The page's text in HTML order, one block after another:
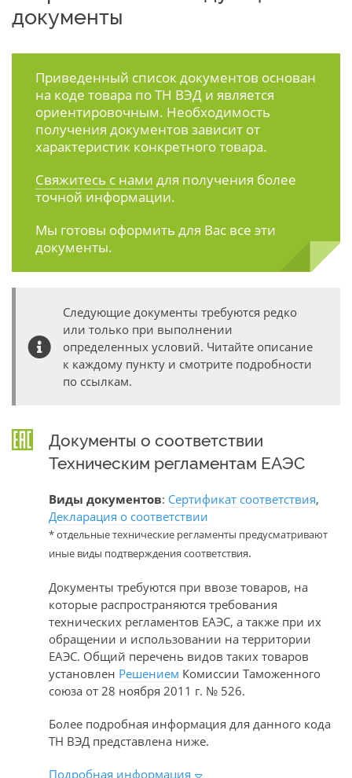
документы
Приведенный список документов основан
на коде товара по ТН ВЭД и является
ориентировочным. Необходимость
получения документов зависит от
характеристик конкретного товара.
Свяжитесь с нами для получения более
точной информации.
Мы готовы оформить для Вас все эти
документы.
Следующие документы требуются редко
или только при выполнении
определенных условий. Читайте описание
к каждому пункту и смотрите подробности
по ссылкам.
Документы о соответствии
Техническим регламентам ЕАЭС
Виды документов: Сертификат соответствия,
Декларация о соответствии
* отдельные технические регламенты предусматривают
иные виды подтверждения соответствия.
Документы требуются при ввозе товаров, на
которые распространяются требования
технических регламентов ЕАЭС, а также при их
обращении и использовании на территории
ЕАЭС. Общий перечень видов таких товаров
установлен Решением Комиссии Таможенного
союза от 28 ноября 2011 г. № 526.
Более подробная информация для данного кода
ТН ВЭД представлена ниже.
Подробная информация